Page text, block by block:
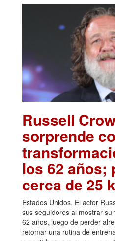
Russell
sorprende
los 62 años;
cerca de 25
Estados Unidos. El actor
sus seguidores al mostrar
62 años, luego de perder
retomar una rutina de